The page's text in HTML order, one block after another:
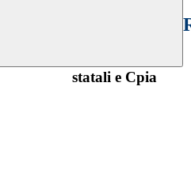
statali e Cpia